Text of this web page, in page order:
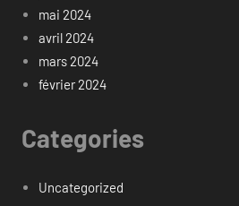
mai 2024
avril 2024
mars 2024
février 2024
Categories
Uncategorized